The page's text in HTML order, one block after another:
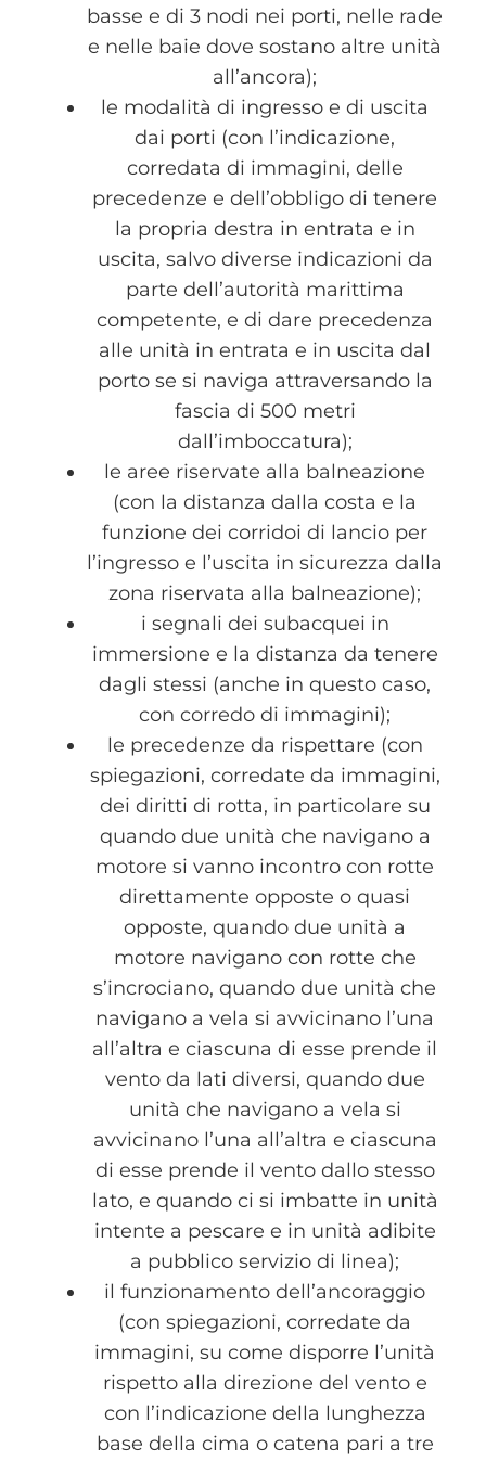
basse e di 3 nodi nei porti, nelle rade
e nelle baie dove sostano altre unità
all’ancora);
le modalità di ingresso e di uscita
dai porti (con l’indicazione,
corredata di immagini, delle
precedenze e dell’obbligo di tenere
la propria destra in entrata e in
uscita, salvo diverse indicazioni da
parte dell’autorità marittima
competente, e di dare precedenza
alle unità in entrata e in uscita dal
porto se si naviga attraversando la
fascia di 500 metri
dall’imboccatura);
le aree riservate alla balneazione
(con la distanza dalla costa e la
funzione dei corridoi di lancio per
l’ingresso e l’uscita in sicurezza dalla
zona riservata alla balneazione);
i segnali dei subacquei in
immersione e la distanza da tenere
dagli stessi (anche in questo caso,
con corredo di immagini);
le precedenze da rispettare (con
spiegazioni, corredate da immagini,
dei diritti di rotta, in particolare su
quando due unità che navigano a
motore si vanno incontro con rotte
direttamente opposte o quasi
opposte, quando due unità a
motore navigano con rotte che
s’incrociano, quando due unità che
navigano a vela si avvicinano l’una
all’altra e ciascuna di esse prende il
vento da lati diversi, quando due
unità che navigano a vela si
avvicinano l’una all’altra e ciascuna
di esse prende il vento dallo stesso
lato, e quando ci si imbatte in unità
intente a pescare e in unità adibite
a pubblico servizio di linea);
il funzionamento dell’ancoraggio
(con spiegazioni, corredate da
immagini, su come disporre l’unità
rispetto alla direzione del vento e
con l’indicazione della lunghezza
base della cima o catena pari a tre